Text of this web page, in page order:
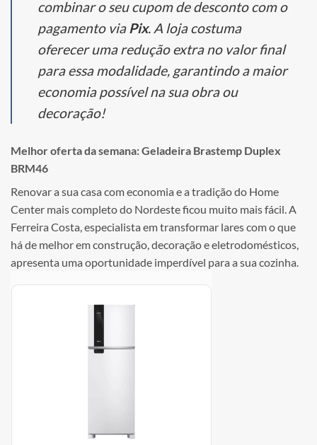
combinar o seu cupom de desconto com o
pagamento viaPix. A loja costuma
oferecer uma redução extra no valor final
para essa modalidade, garantindo a maior
economia possível na sua obra ou
decoração!
Melhor oferta da semana: Geladeira Brastemp Duplex
BRM46
Renovar a sua casa com economia e a tradição do Home
Center mais completo do Nordeste ficou muito mais fácil. A
Ferreira Costa, especialista em transformar lares com o que
há de melhor em construção, decoração e eletrodomésticos,
apresenta uma oportunidade imperdível para a sua cozinha.